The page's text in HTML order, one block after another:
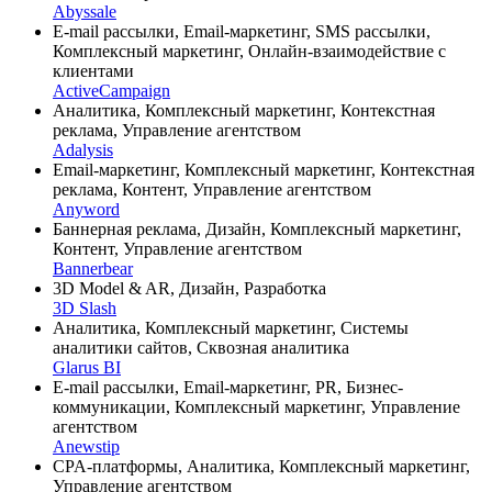
Abyssale
E-mail рассылки, Email-маркетинг, SMS рассылки,
Комплексный маркетинг, Онлайн-взаимодействие с
клиентами
ActiveCampaign
Аналитика, Комплексный маркетинг, Контекстная
реклама, Управление агентством
Adalysis
Email-маркетинг, Комплексный маркетинг, Контекстная
реклама, Контент, Управление агентством
Anyword
Баннерная реклама, Дизайн, Комплексный маркетинг,
Контент, Управление агентством
Bannerbear
3D Model & AR, Дизайн, Разработка
3D Slash
Аналитика, Комплексный маркетинг, Системы
аналитики сайтов, Сквозная аналитика
Glarus BI
E-mail рассылки, Email-маркетинг, PR, Бизнес-
коммуникации, Комплексный маркетинг, Управление
агентством
Anewstip
CPA-платформы, Аналитика, Комплексный маркетинг,
Управление агентством